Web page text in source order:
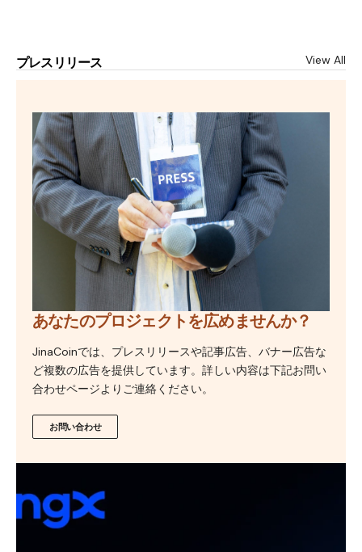
プレスリリース View All
あなたのプロジェクトを広めませんか？
JinaCoinでは、プレスリリースや記事広告、バナー広告な
ど複数の広告を提供しています。詳しい内容は下記お問い
合わせページよりご連絡ください。
お問い合わせ